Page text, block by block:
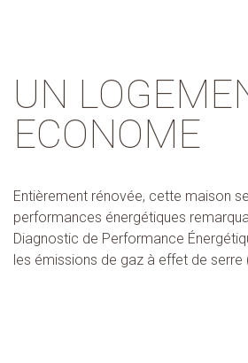
UN
ECONOME
Entièrement rénovée, cette maison
performances énergétiques
Diagnostic de Performance
les émissions de gaz à effet de serre